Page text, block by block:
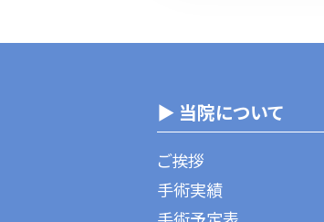
▶ 当院について
ご挨拶
手術実績